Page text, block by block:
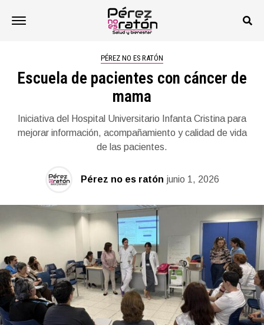
PÉREZ NO ES RATÓN
Escuela de pacientes con cáncer de
mama
Iniciativa del Hospital Universitario Infanta Cristina para
mejorar información, acompañamiento y calidad de vida
de las pacientes.
Pérez no es ratón junio 1, 2026